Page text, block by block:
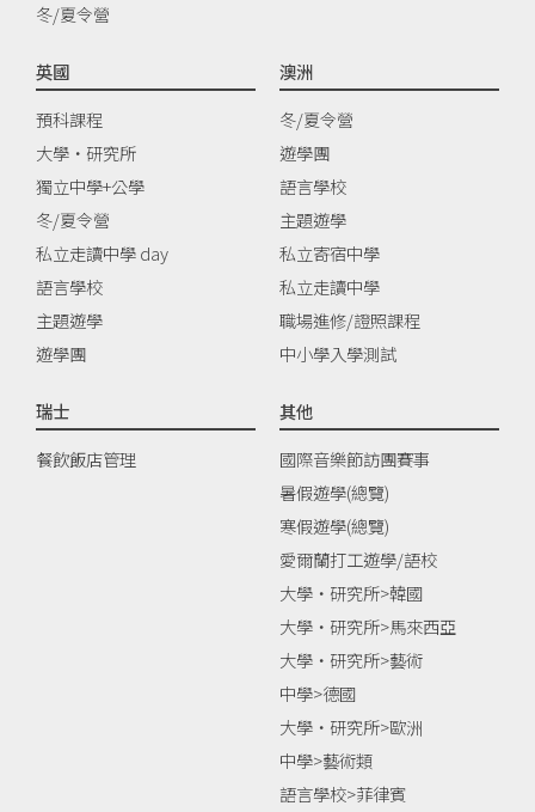
冬/夏令營
英國
預科課程
大學‧研究所
獨立中學+公學
冬/夏令營
私立走讀中學 day
語言學校
主題遊學
遊學團
澳洲
冬/夏令營
遊學團
語言學校
主題遊學
私立寄宿中學
私立走讀中學
職場進修/證照課程
中小學入學測試
瑞士
餐飲飯店管理
其他
國際音樂節訪團賽事
暑假遊學(總覽)
寒假遊學(總覽)
愛爾蘭打工遊學/語校
大學‧研究所>韓國
大學‧研究所>馬來西亞
大學‧研究所>藝術
中學>德國
大學‧研究所>歐洲
中學>藝術類
語言學校>菲律賓